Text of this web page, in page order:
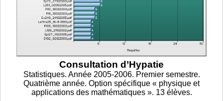
Consultation d’Hypatie
Statistiques. Année 2005-2006. Premier semestre.
Quatrième année. Option spécifique « physique et
applications des mathématiques ». 13 élèves.